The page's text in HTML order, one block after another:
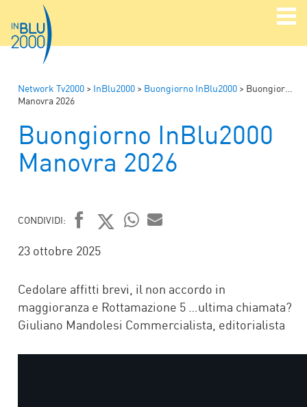
Network Tv2000 > InBlu2000 > Buongiorno InBlu2000 > Buongiorno InBlu2000
Manovra 2026
Buongiorno InBlu2000
Manovra 2026
CONDIVIDI:
FACEBOOK
TWITTER
23 ottobre 2025
Cedolare affitti brevi, il non accordo in
maggioranza e Rottamazione 5 …ultima chiamata?
Giuliano Mandolesi Commercialista, editorialista